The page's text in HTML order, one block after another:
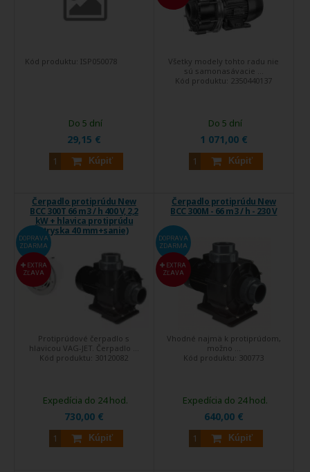
Kód produktu: ISP050078
29,15 €
Kúpiť
Do 5 dní
Všetky modely tohto radu nie
sú samonasávacie ...
Kód produktu: 2350440137
1 071,00 €
Kúpiť
Do 5 dní
Čerpadlo protiprúdu New
BCC 300T 66 m3 / h 400 V, 2,2
kW + hlavica protiprúdu
(tryska 40 mm+sanie)
DOPRAVA
ZDARMA
EXTRA
ZĽAVA
Protiprúdové čerpadlo s
hlavicou VAG-JET. Čerpadlo ...
Kód produktu: 30120082
730,00 €
Kúpiť
Expedícia do 24 hod.
Čerpadlo protiprúdu New
BCC 300M - 66 m3 / h - 230 V
DOPRAVA
ZDARMA
EXTRA
ZĽAVA
Vhodné najmä k protiprúdom,
možno ...
Kód produktu: 300773
640,00 €
Kúpiť
Expedícia do 24 hod.